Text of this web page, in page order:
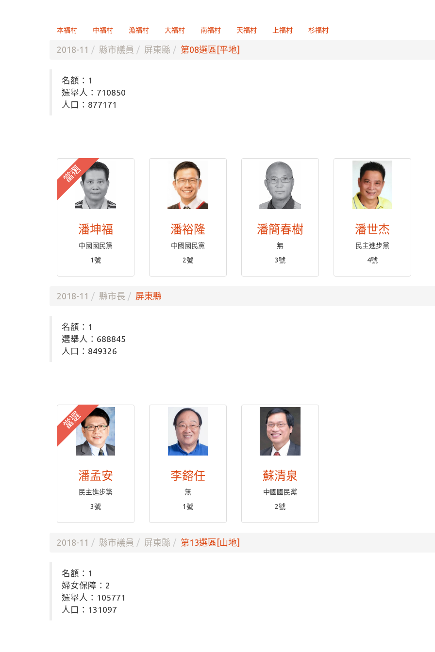
本福村 中福村 漁福村 大福村 南福村 天福村 上福村 杉福村
2018-11 縣市議員 屏東縣 第08選區[平地]
名額：1
選舉人：710850
人口：877171
當選
潘坤福
中國國民黨
1號
潘裕隆
中國國民黨
2號
潘簡春樹
無
3號
潘世杰
民主進步黨
4號
2018-11 縣市長 屏東縣
名額：1
選舉人：688845
人口：849326
當選
潘孟安
民主進步黨
3號
李鎔任
無
1號
蘇清泉
中國國民黨
2號
2018-11 縣市議員 屏東縣 第13選區[山地]
名額：1
婦女保障：2
選舉人：105771
人口：131097